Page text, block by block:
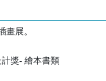
New Day》獲選波 隆那
千禧書特展。2004
際插畫展
畫展。
獎- 繪本書類